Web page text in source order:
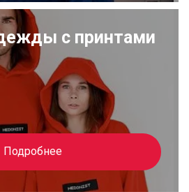
с принтами
Подробнее